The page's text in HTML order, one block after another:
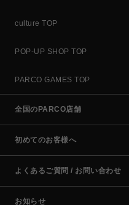
culture TOP
POP-UP SHOP TOP
PARCO GAMES TOP
全国のPARCO店舗
初めてのお客様へ
よくあるご質問 / お問い合わせ
お知らせ